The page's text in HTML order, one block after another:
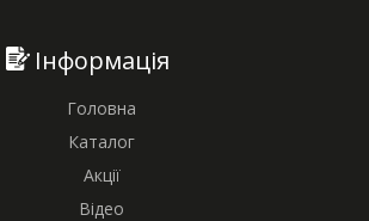
Інформація
Головна
Каталог
Акції
Відео